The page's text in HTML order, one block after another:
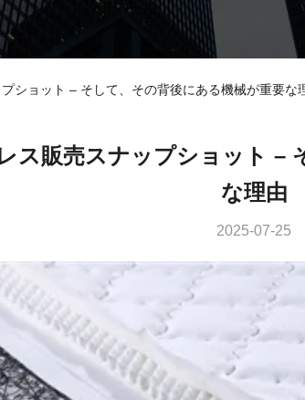
ショット – そして、その背後にある機械が重要な
ス販売スナップショット –
な理由
2025-07-25